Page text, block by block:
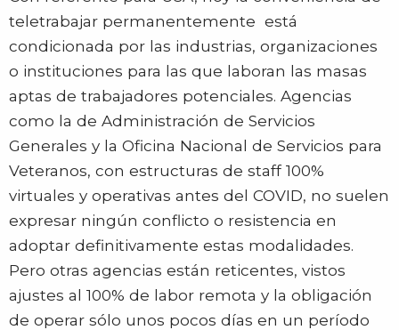
teletrabajar permanentemente está
condicionada por las industrias, organizaciones
o instituciones para las que laboran las masas
aptas de trabajadores potenciales. Agencias
como la de Administración de Servicios
Generales y la Oficina Nacional de Servicios para
Veteranos, con estructuras de staff 100%
virtuales y operativas antes del COVID, no suelen
expresar ningún conflicto o resistencia en
adoptar definitivamente estas modalidades.
Pero otras agencias están reticentes, vistos
ajustes al 100% de labor remota y la obligación
de operar sólo unos pocos días en un período